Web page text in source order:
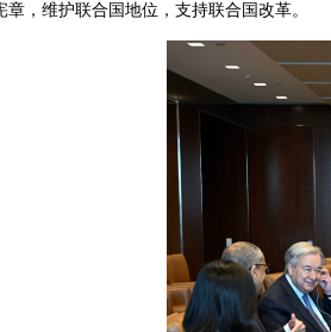
，维护联合国地位，支持联合国改革。